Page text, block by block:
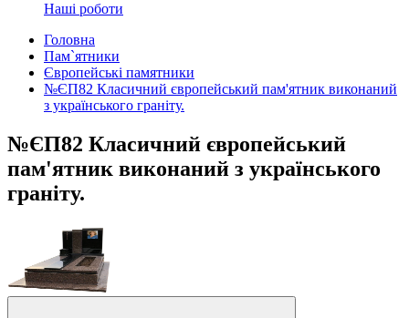
Наші роботи
Головна
Пам`ятники
Європейські памятники
№ЄП82 Класичний європейський пам'ятник виконаний
з українського граніту.
№ЄП82 Класичний європейський
пам'ятник виконаний з українського
граніту.